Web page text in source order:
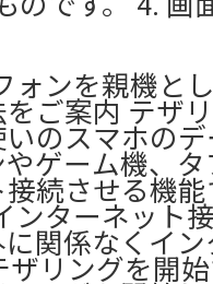
ォンを親機と
ご案内 テザ
のスマホの
ゲーム機、
続させる機能
ンターネット
関係なくイ
リングを開